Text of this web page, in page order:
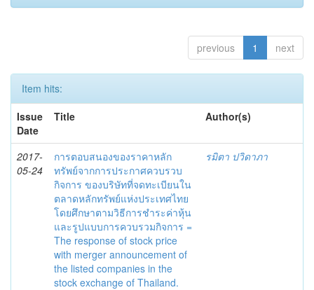
previous 1 next
Item hits:
Issue
Date
Title Author(s)
2017-
05-24
การตอบสนองของราคาหลัก
ทรัพย์จากการประกาศควบรวบ
กิจการ ของบริษัทที่จดทะเบียนใน
ตลาดหลักทรัพย์แห่งประเทศไทย
โดยศึกษาตามวิธีการชำระค่าหุ้น
และรูปแบบการควบรวมกิจการ =
The response of stock price
with merger announcement of
the listed companies in the
stock exchange of Thailand.
รมิตา ปวิดาภา